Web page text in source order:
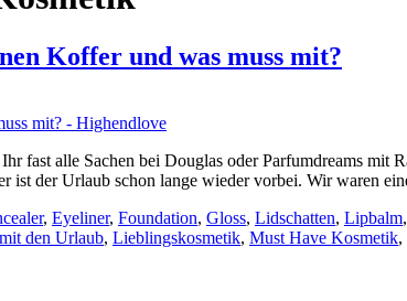
Koffer und was muss mit?
fast alle Sachen bei Douglas oder Parfumdreams mit
ist der Urlaub schon lange wieder vorbei. Wir waren
, Eyeliner, Foundation, Gloss, Lidschatten, Lipbalm,
den Urlaub, Lieblingskosmetik, Must Have Kosmetik,